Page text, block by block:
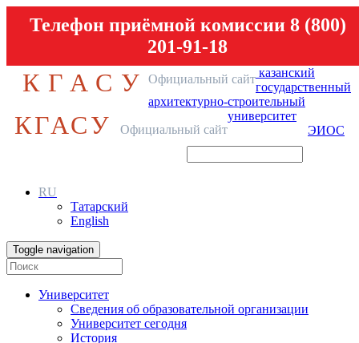
Телефон приёмной комиссии 8 (800)
201-91-18
КГАСУ Официальный сайт казанский
государственный
архитектурно-строительный
университет
КГАСУ Официальный сайт ЭИОС
RU
Татарский
English
Toggle navigation
Университет
Сведения об образовательной организации
Университет сегодня
История